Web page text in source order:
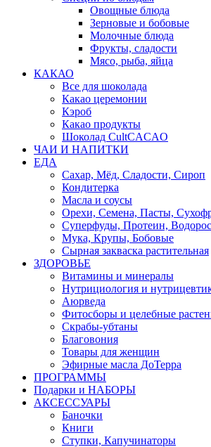
Овощные блюда
Зерновые и бобовые
Молочные блюда
Фрукты, сладости
Мясо, рыба, яйца
КАКАО
Все для шоколада
Какао церемонии
Кэроб
Какао продукты
Шоколад CultCACAO
ЧАИ И НАПИТКИ
ЕДА
Сахар, Мёд, Сладости, Сироп
Кондитерка
Масла и соусы
Орехи, Семена, Пасты,
Суперфуды, Протеин,
Мука, Крупы, Бобовые
Сырная закваска растительная
ЗДОРОВЬЕ
Витамины и минералы
Нутрициология и
Аюрведа
Фитосборы и целебные
Скрабы-убтаны
Благовония
Товары для женщин
Эфирные масла ДоТерра
ПРОГРАММЫ
Подарки и НАБОРЫ
АКСЕССУАРЫ
Баночки
Книги
Ступки, Капучинаторы